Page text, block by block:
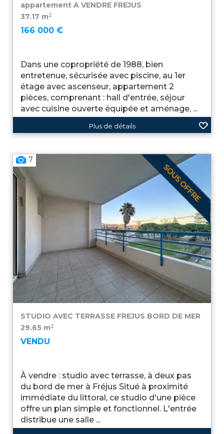
appartement A VENDRE FREJUS
37.17 m2
166 000 €
Dans une copropriété de 1988, bien
entretenue, sécurisée avec piscine, au 1er
étage avec ascenseur, appartement 2
pièces, comprenant : hall d'entrée, séjour
avec cuisine ouverte équipée et aménage, ...
Plus de détails
7
STUDIO AVEC TERRASSE FREJUS BORD DE MER
29.65 m2
VENDU
À vendre : studio avec terrasse, à deux pas
du bord de mer à Fréjus Situé à proximité
immédiate du littoral, ce studio d'une pièce
offre un plan simple et fonctionnel. L'entrée
distribue une salle ...